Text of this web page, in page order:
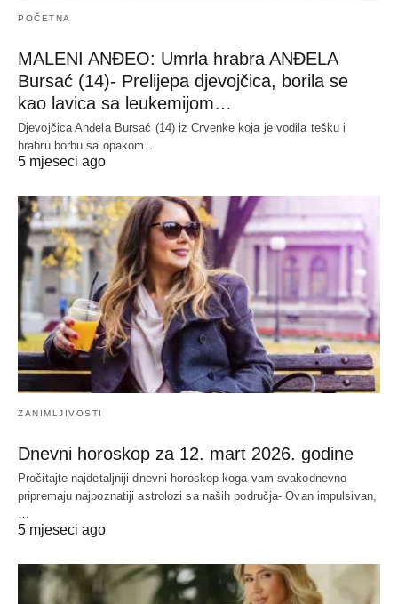
POČETNA
MALENI ANĐEO: Umrla hrabra ANĐELA
Bursać (14)- Prelijepa djevojčica, borila se
kao lavica sa leukemijom…
Djevojčica Anđela Bursać (14) iz Crvenke koja je vodila tešku i
hrabru borbu sa opakom…
5 mjeseci ago
ZANIMLJIVOSTI
Dnevni horoskop za 12. mart 2026. godine
Pročitajte najdetaljniji dnevni horoskop koga vam svakodnevno
pripremaju najpoznatiji astrolozi sa naših područja- Ovan impulsivan,
…
5 mjeseci ago